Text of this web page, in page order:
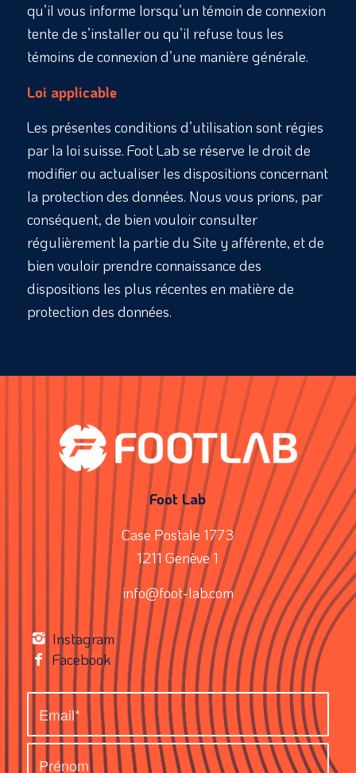
qu’il vous informe lorsqu’un témoin de connexion
tente de s’installer ou qu’il refuse tous les
témoins de connexion d’une manière générale.
Loi applicable
Les présentes conditions d’utilisation sont régies
par la loi suisse. Foot Lab se réserve le droit de
modifier ou actualiser les dispositions concernant
la protection des données. Nous vous prions, par
conséquent, de bien vouloir consulter
régulièrement la partie du Site y afférente, et de
bien vouloir prendre connaissance des
dispositions les plus récentes en matière de
protection des données.
Foot Lab
Case Postale 1773
1211 Genève 1
info@foot-lab.com
Instagram
Facebook